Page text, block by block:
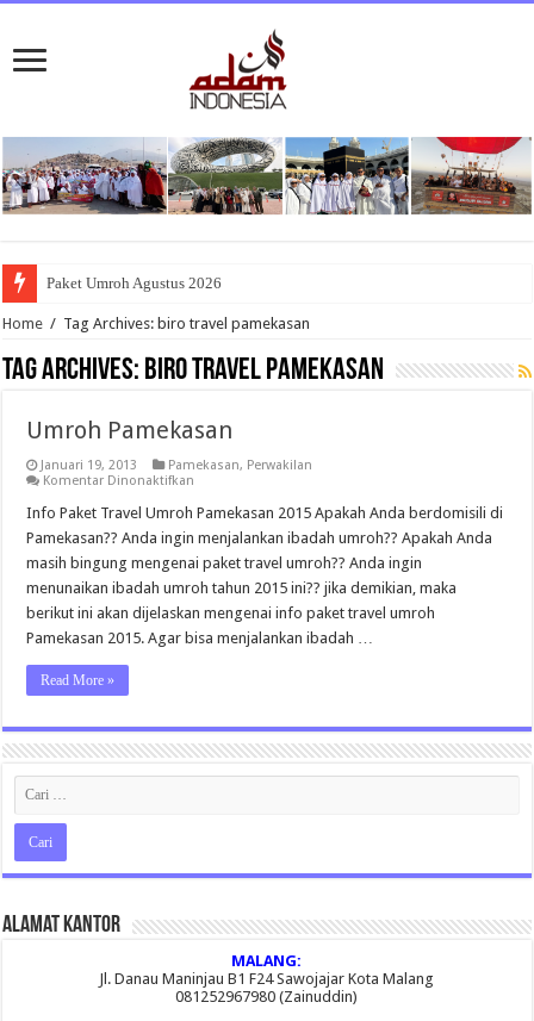
Paket Umroh Agustus 2026
Home / Tag Archives: biro travel pamekasan
Tag Archives: biro travel pamekasan
Umroh Pamekasan
Januari 19, 2013 Pamekasan, Perwakilan
Komentar Dinonaktifkan
Pamekasan
Info Paket Travel Umroh Pamekasan 2015 Apakah Anda berdomisili di
Pamekasan?? Anda ingin menjalankan ibadah umroh?? Apakah Anda
masih bingung mengenai paket travel umroh?? Anda ingin
menunaikan ibadah umroh tahun 2015 ini?? jika demikian, maka
berikut ini akan dijelaskan mengenai info paket travel umroh
Pamekasan 2015. Agar bisa menjalankan ibadah …
Read More »
Alamat Kantor
MALANG:
Jl. Danau Maninjau B1 F24 Sawojajar Kota Malang
081252967980 (Zainuddin)